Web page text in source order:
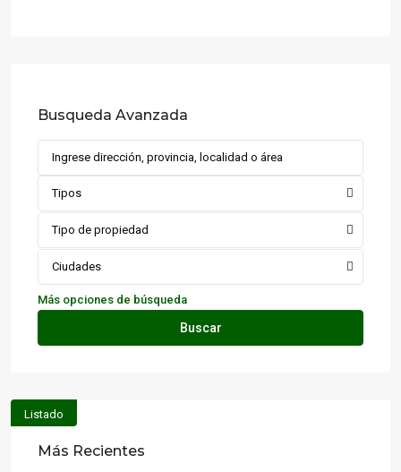
Busqueda Avanzada
Tipos
Tipo de propiedad
Ciudades
Más opciones de búsqueda
Buscar
Listado
Más Recientes